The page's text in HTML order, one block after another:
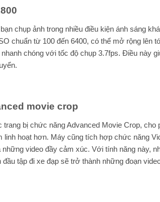
chụp ảnh trong nhiều điều kiện ánh sáng
chuẩn từ 100 đến 6400, có thể mở rộng lên
chóng với tốc độ chụp 3.7fps. Điều này
movie crop
bị chức năng Advanced Movie Crop, cho
hoạt hơn. Máy cũng tích hợp chức năng
video đầy cảm xúc. Với tính năng này,
tập đi xe đạp sẽ trở thành những đoạn